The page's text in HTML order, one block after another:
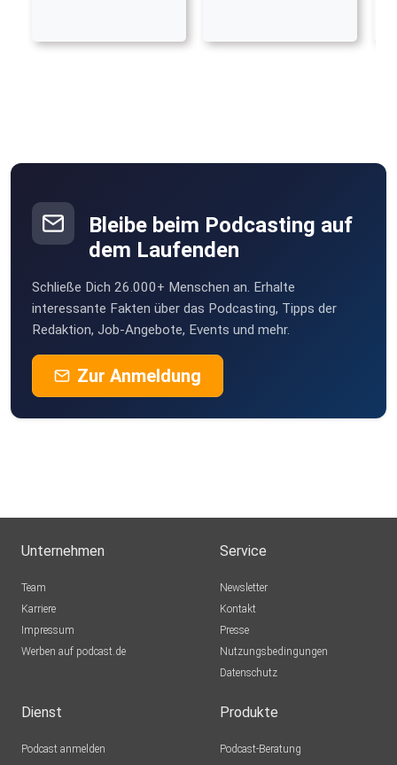
Bleibe beim Podcasting auf
dem Laufenden
Schließe Dich 26.000+ Menschen an. Erhalte
interessante Fakten über das Podcasting, Tipps der
Redaktion, Job-Angebote, Events und mehr.
Zur Anmeldung
Unternehmen
Team
Karriere
Impressum
Werben auf podcast.de
Service
Newsletter
Kontakt
Presse
Nutzungsbedingungen
Datenschutz
Dienst
Podcast anmelden
Produkte
Podcast-Beratung